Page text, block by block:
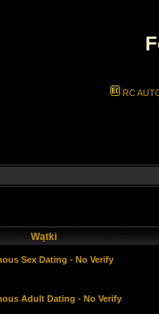
RC
Wątki
Sex Dating - No Verify
Adult Dating - No Verify